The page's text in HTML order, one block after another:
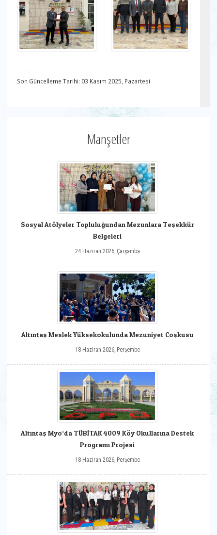
Son Güncelleme Tarihi: 03 Kasım 2025, Pazartesi
Manşetler
Sosyal Atölyeler Topluluğundan Mezunlara Teşekkür
Belgeleri
24 Haziran 2026, Çarşamba
Altıntaş Meslek Yüksekokulunda Mezuniyet Coşkusu
18 Haziran 2026, Perşembe
Altıntaş Myo‘da TÜBİTAK 4009 Köy Okullarına Destek
Programı Projesi
18 Haziran 2026, Perşembe